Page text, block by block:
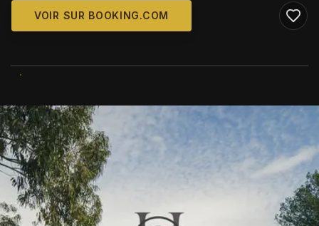
VOIR SUR BOOKING.COM